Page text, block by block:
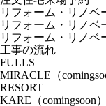
リフォーム・リノベ
リフォーム・リノベ
リフォーム・リノベ
工事の流れ
FULLS
MIRACLE（
RESORT
KARE（comingsoon）